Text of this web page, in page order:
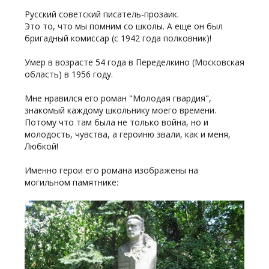
Русский советский писатель-прозаик.
Это то, что мы помним со школы. А еще он был
бригадный комиссар (с 1942 года полковник)!
Умер в возрасте 54 года в Переделкино (Московская
область) в 1956 году.
Мне нравился его роман "Молодая гвардия",
знакомый каждому школьнику моего времени.
Потому что там была не только война, но и
молодость, чувства, а героиню звали, как и меня,
Любкой!
Именно герои его романа изображены на
могильном памятнике: